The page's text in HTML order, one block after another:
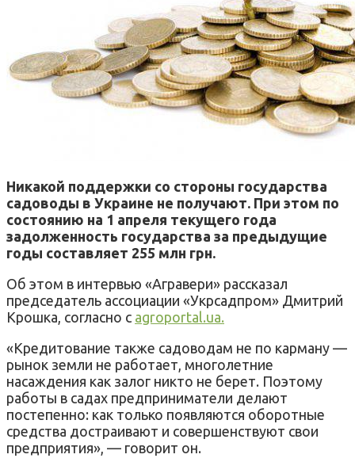
Никакой поддержки со стороны государства
садоводы в Украине не получают. При этом по
состоянию на 1 апреля текущего года
задолженность государства за предыдущие
годы составляет 255 млн грн.
Об этом в интервью «Агравери» рассказал
председатель ассоциации «Укрсадпром» Дмитрий
Крошка, согласно с agroportal.ua.
«Кредитование также садоводам не по карману —
рынок земли не работает, многолетние
насаждения как залог никто не берет. Поэтому
работы в садах предприниматели делают
постепенно: как только появляются оборотные
средства достраивают и совершенствуют свои
предприятия», — говорит он.